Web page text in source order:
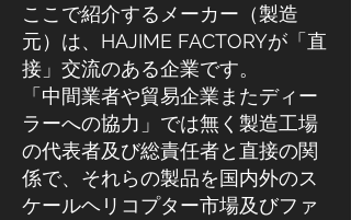
ここで紹介するメーカー（製造
元）は、HAJIME FACTORYが「直
接」交流のある企業です。
「中間業者や貿易企業またディー
ラーへの協力」では無く製造工場
の代表者及び総責任者と直接の関
係で、それらの製品を国内外のス
ケールヘリコプター市場及びファ